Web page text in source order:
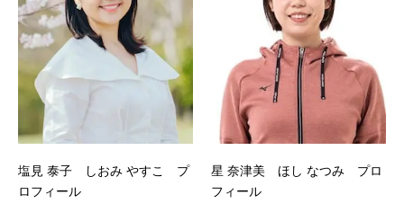
塩見 泰子 しおみ やすこ プ
ロフィール
星 奈津美 ほし なつみ プロ
フィール